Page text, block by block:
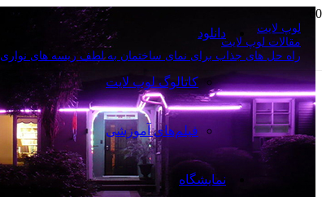
دانلود
کاتالوگ‌ لوپ لایت
فیلم‌های آموزشی
نمایشگاه
لوپ لایت
مقالات لوپ لایت
راه حل های جذاب برای نمای ساختمان به لطف ریسه های نواری LED